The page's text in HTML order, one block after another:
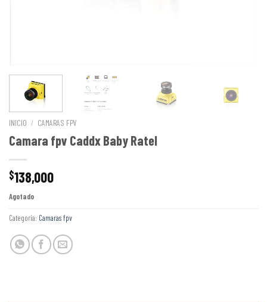
INICIO / CAMARAS FPV
Camara fpv Caddx Baby Ratel
$138,000
Agotado
Categoría: Camaras fpv